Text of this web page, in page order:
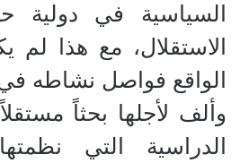
السياسية في دولية
الاستقلال، مع هذا لم
الواقع فواصل نشاطه في
وألف لأجلها بحثاً
الدراسية التي